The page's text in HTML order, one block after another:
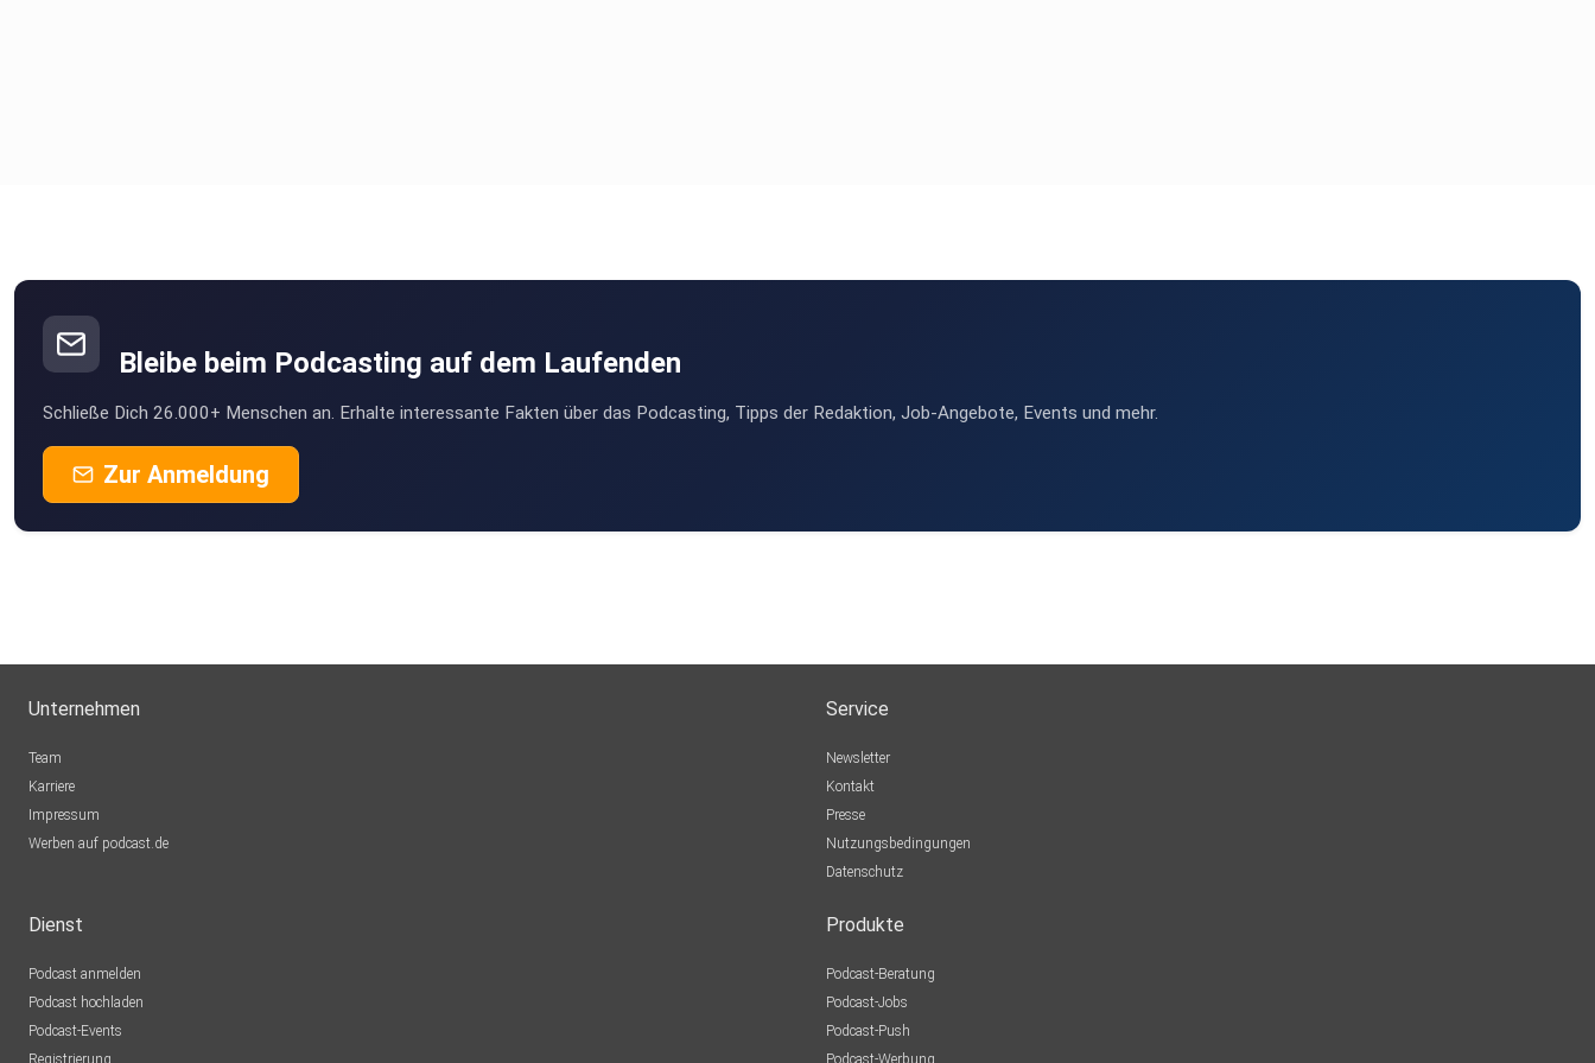
Bleibe beim Podcasting auf dem Laufenden
Schließe Dich 26.000+ Menschen an. Erhalte interessante Fakten über das Podcasting, Tipps der Redaktion, Job-Angebote, Events und mehr.
Zur Anmeldung
Unternehmen
Team
Karriere
Impressum
Werben auf podcast.de
Service
Newsletter
Kontakt
Presse
Nutzungsbedingungen
Datenschutz
Dienst
Podcast anmelden
Podcast hochladen
Podcast-Events
Registrierung
Produkte
Podcast-Beratung
Podcast-Jobs
Podcast-Push
Podcast-Werbung